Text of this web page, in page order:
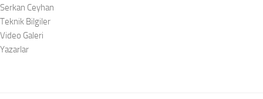
Serkan Ceyhan
Teknik Bilgiler
Video Galeri
Yazarlar